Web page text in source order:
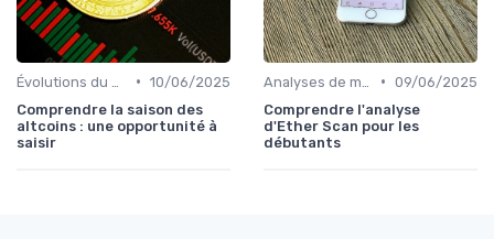
• 10/06/2025
Comprendre la saison des
altcoins : une opportunité à
saisir
• 09/06/2025
Comprendre l'analyse
d'Ether Scan pour les
débutants